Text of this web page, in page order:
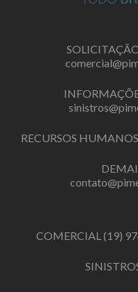
RECURSOS
COMERCIAL(19)